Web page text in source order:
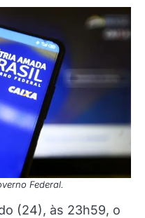
Federal.
(24), às 23h59, o